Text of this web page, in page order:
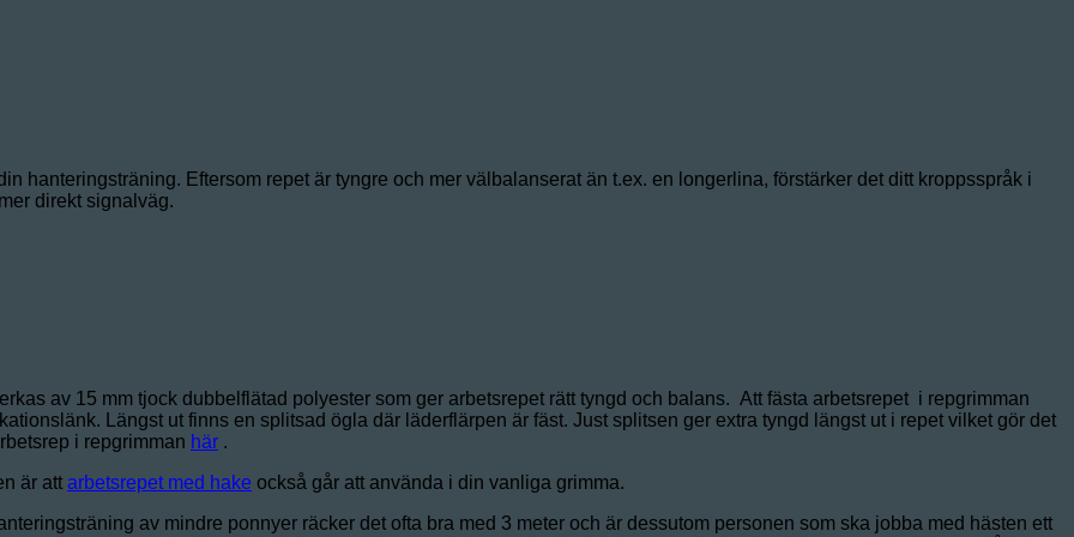
hanteringsträning. Eftersom repet är tyngre och mer välbalanserat än t.ex. en longerlina, förstärker det ditt kroppsspråk i
direkt signalväg.
av 15 mm tjock dubbelflätad polyester som ger arbetsrepet rätt tyngd och balans. Att fästa arbetsrepet i repgrimman
Längst ut finns en splitsad ögla där läderflärpen är fäst. Just splitsen ger extra tyngd längst ut i repet vilket gör det
i repgrimman här .
är att arbetsrepet med hake också går att använda i din vanliga grimma.
av mindre ponnyer räcker det ofta bra med 3 meter och är dessutom personen som ska jobba med hästen ett